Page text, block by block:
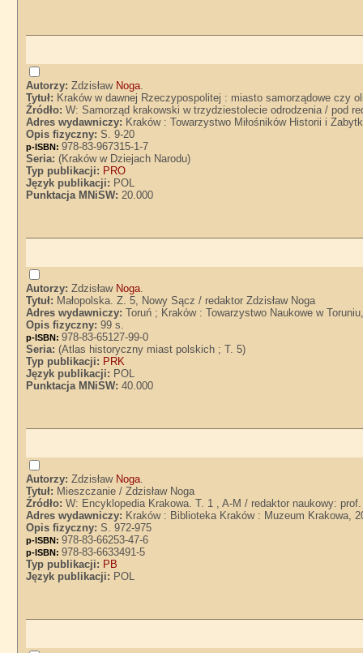
Autorzy:Zdzisław Noga.
Tytuł: Kraków w dawnej Rzeczypospolitej : miasto samorządowe czy
Źródło:W: Samorząd krakowski w trzydziestolecie odrodzenia / pod
Adres wydawniczy: Kraków : Towarzystwo Miłośników Historii i
Opis fizyczny:S. 9-20
p-ISBN:978-83-967315-1-7
Seria:(Kraków w Dziejach Narodu)
Typ publikacji: PRO
Język publikacji: POL
Punktacja MNiSW:20.000
Autorzy:Zdzisław Noga.
Tytuł: Małopolska. Z. 5, Nowy Sącz / redaktor Zdzisław Noga
Adres wydawniczy:Toruń ; Kraków : Towarzystwo Naukowe w
Opis fizyczny:99 s.
p-ISBN:978-83-65127-99-0
Seria:(Atlas historyczny miast polskich ; T. 5)
Typ publikacji: PRK
Język publikacji: POL
Punktacja MNiSW:40.000
Autorzy:Zdzisław Noga.
Tytuł: Mieszczanie / Zdzisław Noga
Źródło:W: Encyklopedia Krakowa. T. 1 , A-M / redaktor naukowy:
Adres wydawniczy: Kraków : Biblioteka Kraków : Muzeum Krakowa,
Opis fizyczny:S. 972-975
p-ISBN:978-83-66253-47-6
p-ISBN:978-83-6633491-5
Typ publikacji: PB
Język publikacji: POL